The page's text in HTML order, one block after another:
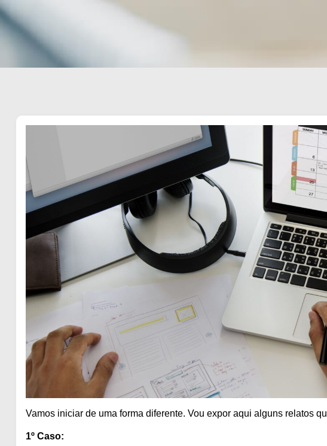
Vamos iniciar de uma forma diferente. Vou expor aqui alguns relatos
1º Caso: